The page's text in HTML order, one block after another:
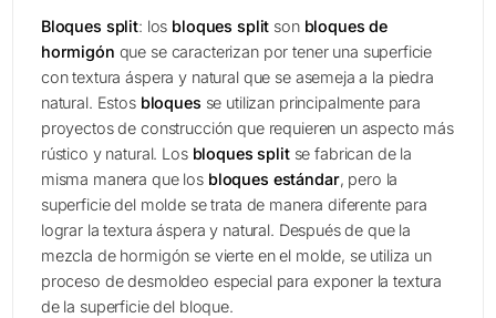
Bloques split: los bloques split son bloques de
hormigón que se caracterizan por tener una superficie
con textura áspera y natural que se asemeja a la piedra
natural. Estos bloques se utilizan principalmente para
proyectos de construcción que requieren un aspecto más
rústico y natural. Los bloques splitse fabrican de la
misma manera que los bloques estándar, pero la
superficie del molde se trata de manera diferente para
lograr la textura áspera y natural. Después de que la
mezcla de hormigón se vierte en el molde, se utiliza un
proceso de desmoldeo especial para exponer la textura
de la superficie del bloque.